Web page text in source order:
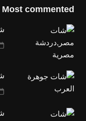
Most commented